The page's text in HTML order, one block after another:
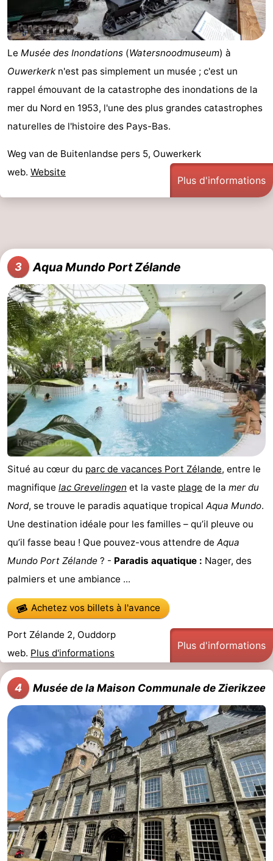
Stationnement
Adresses
Médicales
Région
Hollande-
Méridionale
-
-
Nature
Duin
-
Katwijk
-
Scheveningen
-
La
Haye
-
Rotterdam
Zeeland
Schouwen-
Duiveland
-
Renesse
-
Brouwershaven
-
Bruinisse
-
Nature
-
Haamstede
Nature
Kop
van
Schouwen
Meteo
Contact
Le Musée des Inondations (Watersnoodmuseum) à
Ouwerkerk n'est pas simplement un musée ; c'est un
rappel émouvant de la catastrophe des inondations de la
mer du Nord en 1953, l'une des plus grandes catastrophes
naturelles de l'histoire des Pays-Bas.
Weg van de Buitenlandse pers 5, Ouwerkerk
web. Website
Plus d'informations
3 Aqua Mundo Port Zélande
Situé au cœur du parc de vacances Port Zélande, entre le
magnifique lac Grevelingen et la vaste plage de la mer du
Nord, se trouve le paradis aquatique tropical Aqua Mundo.
Une destination idéale pour les familles – qu’il pleuve ou
qu’il fasse beau ! Que pouvez-vous attendre de Aqua
Mundo Port Zélande ? - Paradis aquatique : Nager, des
palmiers et une ambiance ...
Achetez vos billets à l'avance
Port Zélande 2, Ouddorp
web. Plus d'informations
Plus d'informations
4 Musée de la Maison Communale de Zierikzee